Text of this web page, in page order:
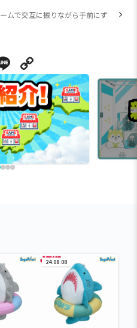
ムで交互に振りながら手前にず
Line
24.08.08